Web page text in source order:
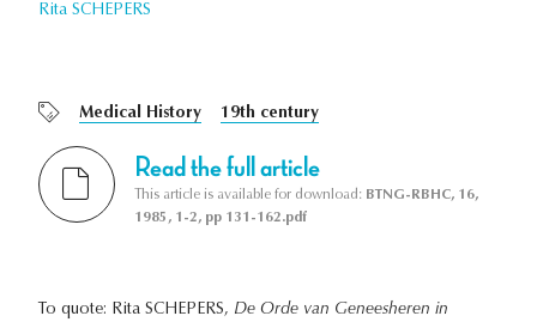
Rita SCHEPERS
Medical History 19th century
Read the full article
This article is available for download: BTNG-RBHC, 16,
1985, 1-2, pp 131-162.pdf
To quote: Rita SCHEPERS, De Orde van Geneesheren in